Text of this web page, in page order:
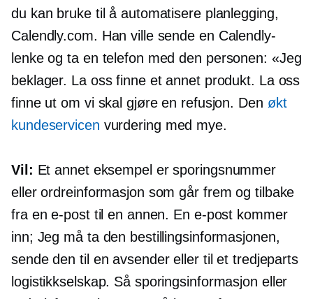
du kan bruke til å automatisere planlegging,
Calendly.com. Han ville sende en Calendly-
lenke og ta en telefon med den personen: «Jeg
beklager. La oss finne et annet produkt. La oss
finne ut om vi skal gjøre en refusjon. Den økt
kundeservicen vurdering med mye.
Vil: Et annet eksempel er sporingsnummer
eller ordreinformasjon som går frem og tilbake
fra en e-post til en annen. En e-post kommer
inn; Jeg må ta den bestillingsinformasjonen,
sende den til en avsender eller til et tredjeparts
logistikkselskap. Så sporingsinformasjon eller